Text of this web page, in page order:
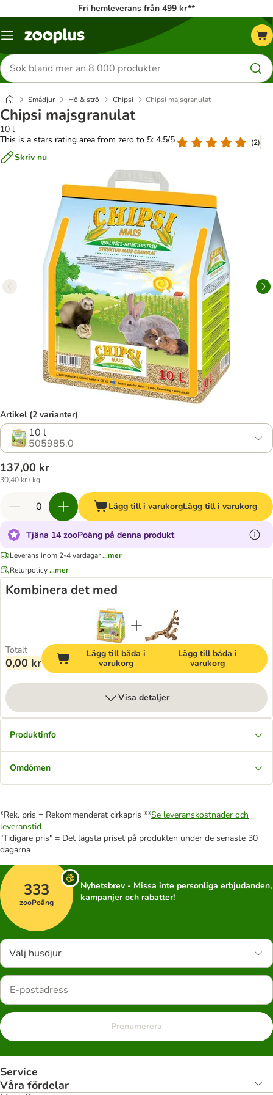
Fri hemleverans från 499 kr**
Katalogmeny
Sök
efter
produkter
Smådjur Hö & strö Chipsi Chipsi majsgranulat
Chipsi majsgranulat
10 l
This is a stars rating area from zero to 5: 4.5/5
(2)
Skriv nu
Artikel (2 varianter)
10 l
505985.0
137,00 kr
30,40 kr / kg
Lägg till i varukorgLägg till i varukorg
Tjäna 14 zooPoäng på denna produkt
Leverans inom 2-4 vardagar...mer
Returpolicy...mer
Kombinera det med
Totalt
0,00 kr
Lägg till båda i
varukorg
Lägg till båda i
varukorg
Visa detaljer
Produktinfo
Omdömen
*Rek. pris = Rekommenderat cirkapris **Se leveranskostnader och
leveranstid
"Tidigare pris" = Det lägsta priset på produkten under de senaste 30
dagarna
333
zooPoäng
Nyhetsbrev - Missa inte personliga erbjudanden,
kampanjer och rabatter!
Välj husdjur
Prenumerera
Service
Våra fördelar